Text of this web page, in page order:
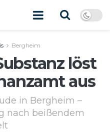
Bergheim
löst
aus
in Bergheim –
nach beißendem